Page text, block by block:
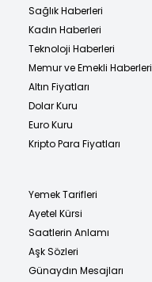
Sağlık Haberleri
Kadın Haberleri
Teknoloji Haberleri
Memur ve Emekli Haberleri
Altın Fiyatları
Dolar Kuru
Euro Kuru
Kripto Para Fiyatları
Yemek Tarifleri
Ayetel Kürsi
Saatlerin Anlamı
Aşk Sözleri
Günaydın Mesajları